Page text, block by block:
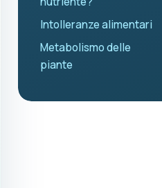
Intolleranze alimentari
Metabolismo delle
piante